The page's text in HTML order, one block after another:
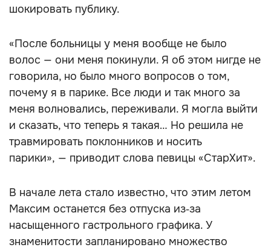
шокировать публику.
«После больницы у меня вообще не было
волос — они меня покинули. Я об этом нигде не
говорила, но было много вопросов о том,
почему я в парике. Все люди и так много за
меня волновались, переживали. Я могла выйти
и сказать, что теперь я такая… Но решила не
травмировать поклонников и носить
парики», — приводит слова певицы «СтарХит».
В начале лета стало известно, что этим летом
Максим останется без отпуска из‑за
насыщенного гастрольного графика. У
знаменитости запланировано множество